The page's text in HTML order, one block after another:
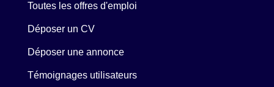
Toutes les offres d'emploi
Déposer un CV
Déposer une annonce
Témoignages utilisateurs